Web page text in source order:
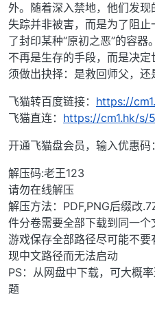
外。随着深入禁地，他们发
失踪并非被害，而是为了阻
了封印某种“原初之恶”的容
不再是生存的手段，而是决
须做出抉择：是救回师父，还
飞猫转百度链接： https://
飞猫直连： https://cm1.hk/s/
开通飞猫盘会员，输入优惠
解压码:老王123
请勿在线解压
解压方法：PDF,PNG后缀改
件分卷需要全部下载到同一个
游戏保存全部路径尽可能不
现中文路径而无法启动
PS：从网盘中下载，可大概
题